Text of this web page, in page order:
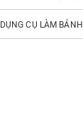
DỤNG CỤ LÀM BÁNH